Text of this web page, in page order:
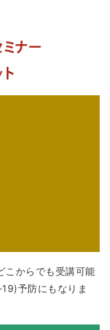
ナー
こからでも受講可能
予防にもなりま